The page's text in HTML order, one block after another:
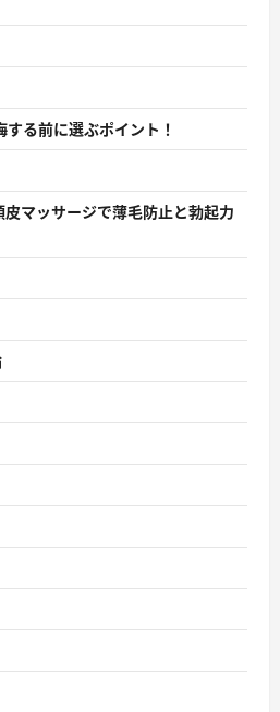
る前に選ぶポイント！
マッサージで薄毛防止と勃起力